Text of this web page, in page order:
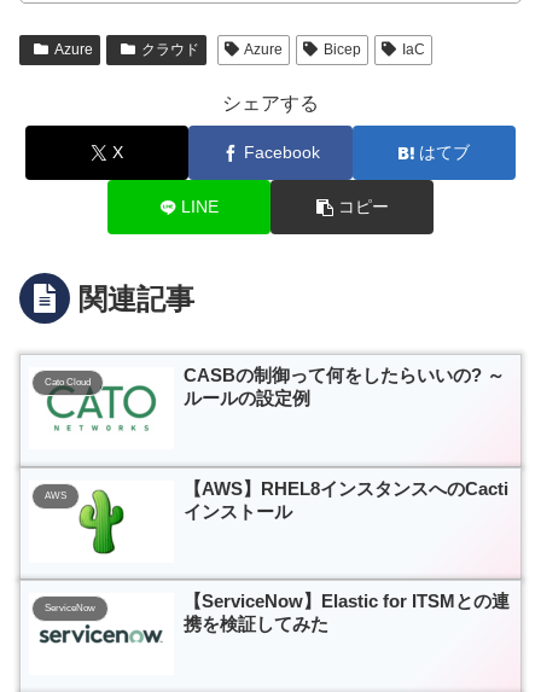
Azure クラウド Azure Bicep IaC
シェアする
X Facebook はてブ
LINE コピー
関連記事
Cato Cloud
CASBの制御って何をしたらいいの? ～
ルールの設定例
AWS
【AWS】RHEL8インスタンスへのCacti
インストール
ServiceNow
【ServiceNow】Elastic for ITSMとの連
携を検証してみた